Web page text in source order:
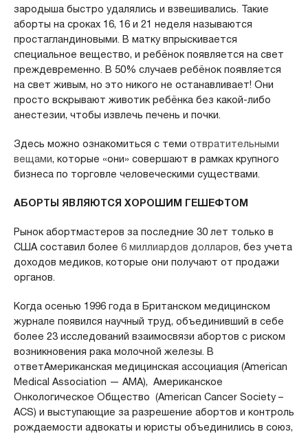
зародыша быстро удалялись и взвешивались. Такие
аборты на сроках 16, 16 и 21 неделя называются
простагландиновыми. В матку впрыскивается
специальное вещество, и ребёнок появляется на свет
преждевременно. В 50% случаев ребёнок появляется
на свет живым, но это никого не останавливает! Они
просто вскрывают животик ребёнка без какой-либо
анестезии, чтобы извлечь печень и почки.
Здесь можно ознакомиться с теми отвратительными
вещами, которые «они» совершают в рамках крупного
бизнеса по торговле человеческими существами.
АБОРТЫ ЯВЛЯЮТСЯ ХОРОШИМ ГЕШЕФТОМ
Рынок абортмастеров за последние 30 лет только в
США составил более 6 миллиардов долларов, без учета
доходов медиков, которые они получают от продажи
органов.
Когда осенью 1996 года в Британском медицинском
журнале появился научный труд, объединивший в себе
более 23 исследований взаимосвязи абортов с риском
возникновения рака молочной железы. В
ответАмериканская медицинская ассоциация (American
Medical Association — AMA), Американское
Онкологическое Общество (American Cancer Society –
ACS) и выступающие за разрешение абортов и контроль
рождаемости адвокаты и юристы объединились в союз,